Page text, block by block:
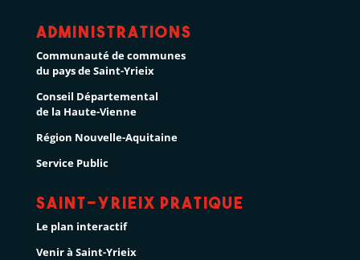
Administrations
Communauté de communes
du pays de Saint-Yrieix
Conseil Départemental
de la Haute-Vienne
Région Nouvelle-Aquitaine
Service Public
Saint-Yrieix pratique
Le plan interactif
Venir à Saint-Yrieix